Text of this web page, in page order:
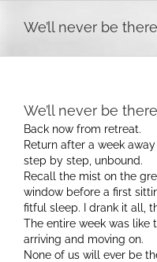
We’ll never be
We’ll never be
Back now from retreat.
Return after a week
step by step, unbound.
Recall the mist on the
window before a first
fitful sleep. I drank it all,
The entire week was like
arriving and moving on.
None of us will ever be